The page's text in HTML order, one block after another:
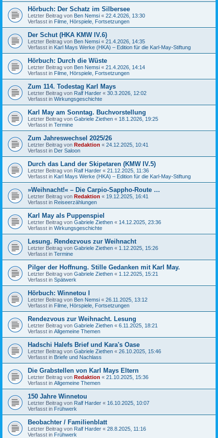
Hörbuch: Der Schatz im Silbersee
Letzter Beitrag von Ben Nemsi « 22.4.2026, 13:30
Verfasst in Filme, Hörspiele, Fortsetzungen
Der Schut (HKA KMW IV.6)
Letzter Beitrag von Ben Nemsi « 21.4.2026, 14:35
Verfasst in Karl Mays Werke (HKA) – Edition für die Karl-May-Stiftung
Hörbuch: Durch die Wüste
Letzter Beitrag von Ben Nemsi « 21.4.2026, 14:14
Verfasst in Filme, Hörspiele, Fortsetzungen
Zum 114. Todestag Karl Mays
Letzter Beitrag von Ralf Harder « 30.3.2026, 12:02
Verfasst in Wirkungsgeschichte
Karl May am Sonntag. Buchvorstellung
Letzter Beitrag von Gabriele Ziethen « 18.1.2026, 19:25
Verfasst in Termine
Zum Jahreswechsel 2025/26
Letzter Beitrag von Redaktion « 24.12.2025, 10:41
Verfasst in Der Saloon
Durch das Land der Skipetaren (KMW IV.5)
Letzter Beitrag von Ralf Harder « 21.12.2025, 11:36
Verfasst in Karl Mays Werke (HKA) – Edition für die Karl-May-Stiftung
»Weihnacht!« – Die Carpio-Sappho-Route …
Letzter Beitrag von Redaktion « 19.12.2025, 16:41
Verfasst in Reiseerzählungen
Karl May als Puppenspiel
Letzter Beitrag von Gabriele Ziethen « 14.12.2025, 23:36
Verfasst in Wirkungsgeschichte
Lesung. Rendezvous zur Weihnacht
Letzter Beitrag von Gabriele Ziethen « 1.12.2025, 15:26
Verfasst in Termine
Pilger der Hoffnung. Stille Gedanken mit Karl May.
Letzter Beitrag von Gabriele Ziethen « 1.12.2025, 15:21
Verfasst in Spätwerk
Hörbuch: Winnetou I
Letzter Beitrag von Ben Nemsi « 26.11.2025, 13:12
Verfasst in Filme, Hörspiele, Fortsetzungen
Rendezvous zur Weihnacht. Lesung
Letzter Beitrag von Gabriele Ziethen « 6.11.2025, 18:21
Verfasst in Allgemeine Themen
Hadschi Halefs Brief und Kara's Oase
Letzter Beitrag von Gabriele Ziethen « 26.10.2025, 15:46
Verfasst in Briefe und Nachlass
Die Grabstellen von Karl Mays Eltern
Letzter Beitrag von Redaktion « 21.10.2025, 15:36
Verfasst in Allgemeine Themen
150 Jahre Winnetou
Letzter Beitrag von Ralf Harder « 16.10.2025, 10:07
Verfasst in Frühwerk
Beobachter / Familienblatt
Letzter Beitrag von Ralf Harder « 28.8.2025, 11:16
Verfasst in Frühwerk